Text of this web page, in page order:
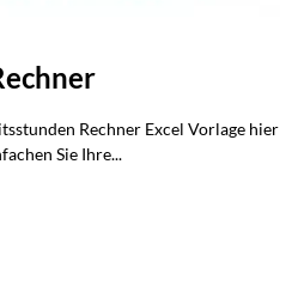
Rechner Excel Vorlage hier
Sie Ihre...